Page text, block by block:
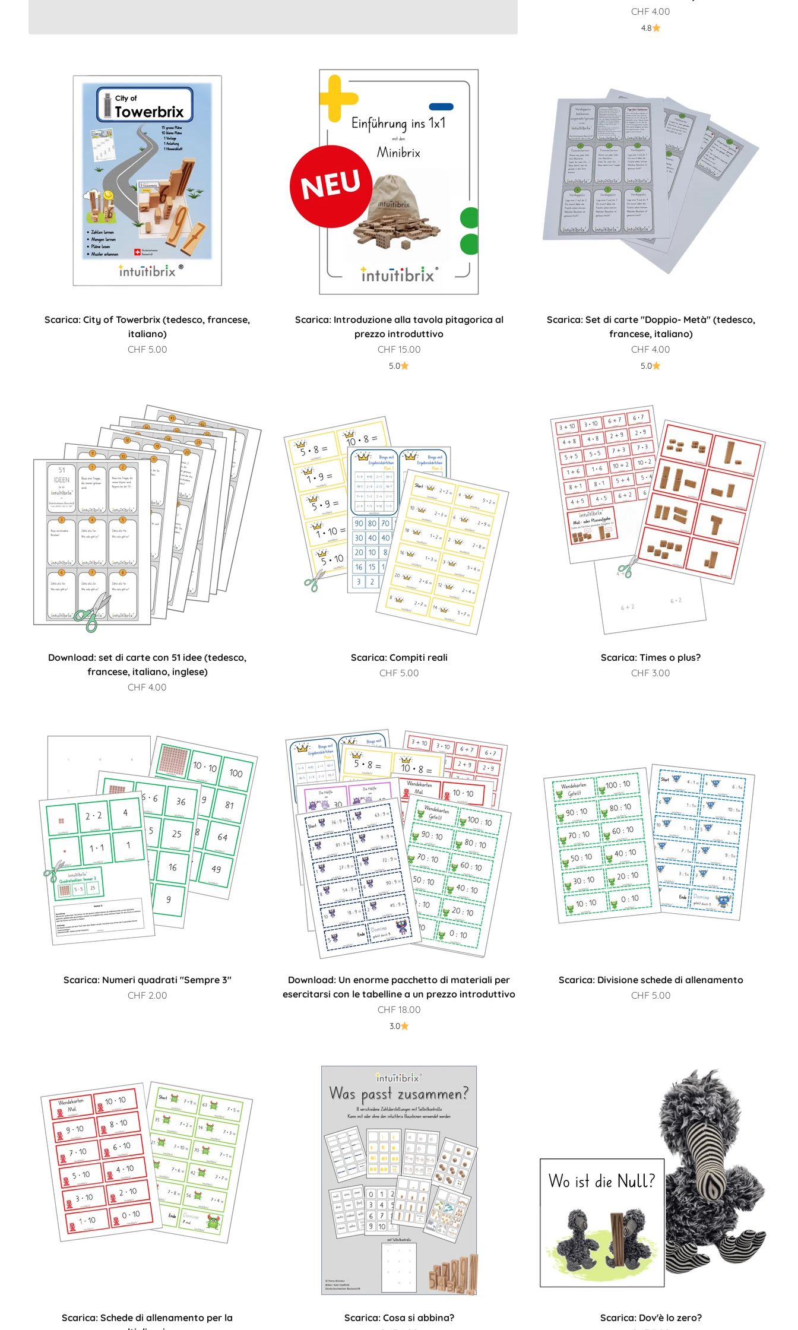
Prezzo scontato
CHF 4.00
4.8
Scarica: City of Towerbrix (tedesco, francese,
italiano)
Prezzo scontato
CHF 5.00
Scarica: Introduzione alla tavola pitagorica al
prezzo introduttivo
Prezzo scontato
CHF 15.00
5.0
Scarica: Set di carte "Doppio- Metà" (tedesco,
francese, italiano)
Prezzo scontato
CHF 4.00
5.0
Download: set di carte con 51 idee (tedesco,
francese, italiano, inglese)
Prezzo scontato
CHF 4.00
Scarica: Compiti reali
Prezzo scontato
CHF 5.00
Scarica: Times o plus?
Prezzo scontato
CHF 3.00
Scarica: Numeri quadrati "Sempre 3"
Prezzo scontato
CHF 2.00
Download: Un enorme pacchetto di materiali per
esercitarsi con le tabelline a un prezzo introduttivo
Prezzo scontato
CHF 18.00
3.0
Scarica: Divisione schede di allenamento
Prezzo scontato
CHF 5.00
Scarica: Schede di allenamento per la
Scarica: Cosa si abbina?
Scarica: Dov'è lo zero?